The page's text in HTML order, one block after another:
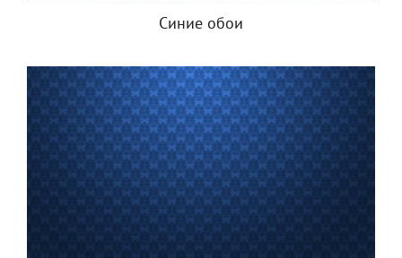
Синие обои